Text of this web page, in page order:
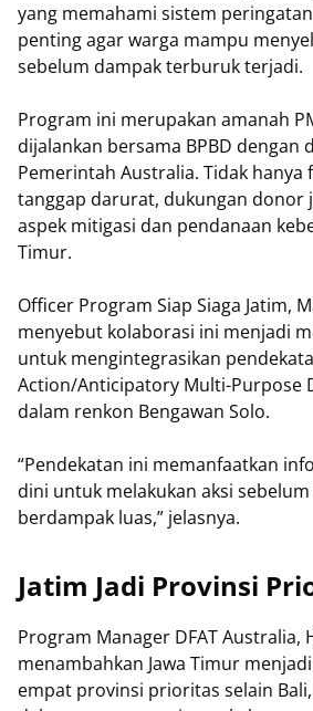
yang memahami sistem
penting agar warga mampu
sebelum dampak terburuk terjadi.
Program ini merupakan amanah
dijalankan bersama BPBD dengan
Pemerintah Australia. Tidak hanya
tanggap darurat, dukungan donor
aspek mitigasi dan pendanaan
Timur.
Officer Program Siap Siaga Jatim,
menyebut kolaborasi ini menjadi
untuk mengintegrasikan
Action/Anticipatory Multi-Purpose
dalam renkon Bengawan Solo.
“Pendekatan ini memanfaatkan
dini untuk melakukan aksi
berdampak luas,” jelasnya.
Jatim Jadi Provinsi
Program Manager DFAT Australia,
menambahkan Jawa Timur
empat provinsi prioritas selain Bali,